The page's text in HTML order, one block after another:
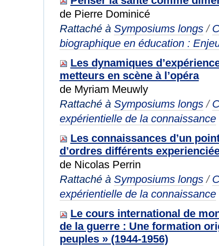
de Pierre Dominicé
Rattaché à Symposiums longs /
biographique en éducation :
Les dynamiques
metteurs en scène à l’opéra
de Myriam Meuwly
Rattaché à Symposiums longs /
expérientielle de la connaissance
Les connaissances d’un
d’ordres différents
de Nicolas Perrin
Rattaché à Symposiums longs /
expérientielle de la connaissance
Le cours international de
de la guerre : Une formation
peuples » (1944-1956)